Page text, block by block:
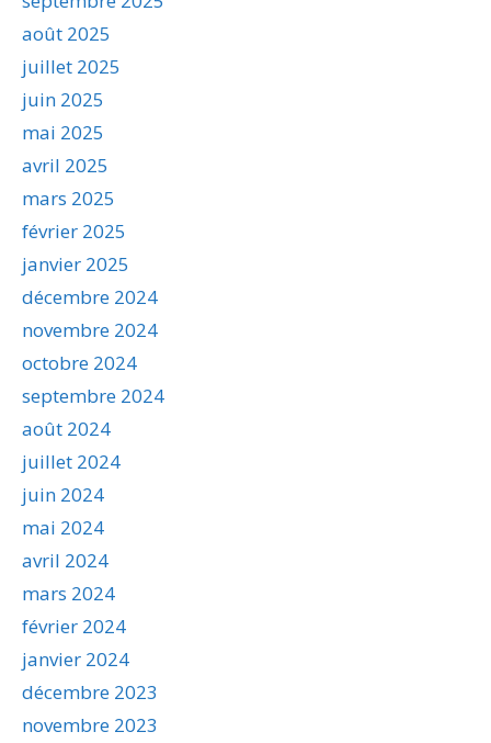
août 2025
juillet 2025
juin 2025
mai 2025
avril 2025
mars 2025
février 2025
janvier 2025
décembre 2024
novembre 2024
octobre 2024
septembre 2024
août 2024
juillet 2024
juin 2024
mai 2024
avril 2024
mars 2024
février 2024
janvier 2024
décembre 2023
novembre 2023